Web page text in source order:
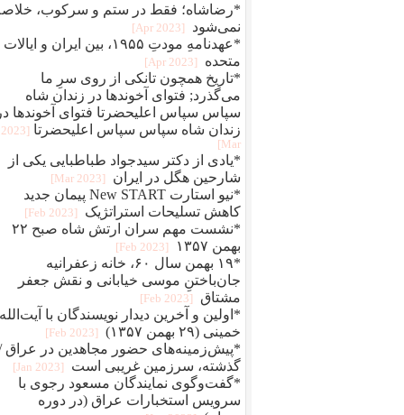
*رضاشاه؛ فقط در ستم و سرکوب،
نمی‌شود
[2023 Apr]
*عهدنامهِ مودتِ ۱۹۵۵، بین ایران و ایالات
متحده
[2023 Apr]
*تاریخ همچون تانکی از روی سرِ ما
می‌گذرد; فتوای آخوندها در زندان شاه
سپاس سپاس اعلیحضرتا فتوای آخوندها در
زندان شاه سپاس سپاس اعلیحضرتا
[2023
Mar]
*یادی از دکتر سیدجواد طباطبایی یکی از
شارحین هگل در ایران
[2023 Mar]
*نیو استارت New START پیمان جدید
کاهش تسلیحات استراتژیک
[2023 Feb]
*نشست مهم سران ارتش شاه صبح ۲۲
بهمن ۱۳۵۷
[2023 Feb]
*۱۹ بهمن سال ۶۰، خانه زعفرانیه
جان‌باختنِ موسی خیابانی و نقش جعفر
مشتاق
[2023 Feb]
*اولین و آخرین دیدار نویسندگان با آیت‌الله
خمینی (۲۹ بهمن ۱۳۵۷)
[2023 Feb]
*پیش‌زمینه‌های حضور مجاهدین در عراق
گذشته، سرزمین غریبی است
[2023 Jan]
*گفت‌وگوی نمایندگان مسعود رجوی با
سرویس استخبارات عراق (در دوره